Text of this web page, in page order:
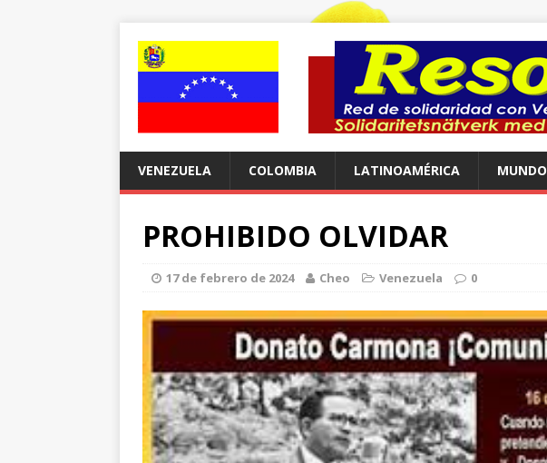
VENEZUELA COLOMBIA LATINOAMÉRICA MUNDO
PROHIBIDO OLVIDAR
17 de febrero de 2024 Cheo Venezuela 0